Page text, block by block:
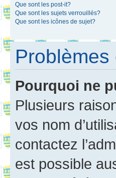
Que sont les post-it?
Que sont les sujets verrouillés?
Que sont les icônes de sujet?
Problèmes
Pourquoi ne
Plusieurs
vos nom
contactez
est possible